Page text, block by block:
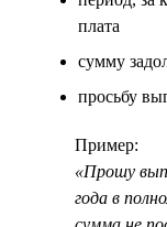
плата
сумму
просьбу
Пример:
«Прошу
года в